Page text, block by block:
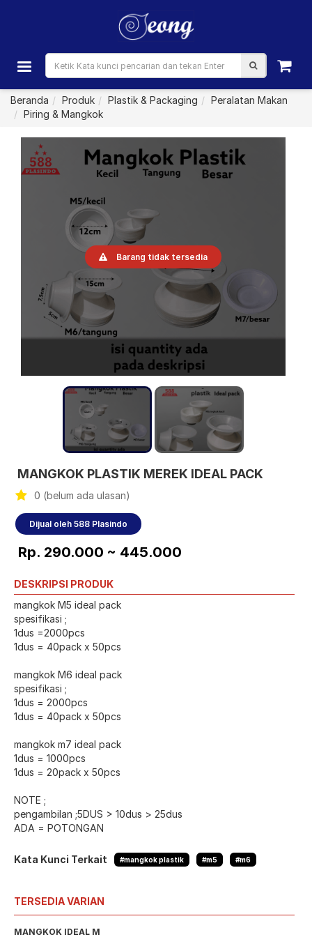
Beranda Produk Plastik & Packaging
Peralatan Makan
Piring & Mangkok
Barang tidak tersedia
MANGKOK PLASTIK MEREK IDEAL PACK
0 (belum ada ulasan)
Dijual oleh 588 Plasindo
Rp. 290.000 ~ 445.000
DESKRIPSI PRODUK
mangkok M5 ideal pack
spesifikasi ;
1dus =2000pcs
1dus = 40pack x 50pcs
mangkok M6 ideal pack
spesifikasi ;
1dus = 2000pcs
1dus = 40pack x 50pcs
mangkok m7 ideal pack
1dus = 1000pcs
1dus = 20pack x 50pcs
NOTE ;
pengambilan ;5DUS > 10dus > 25dus
ADA = POTONGAN
Kata Kunci Terkait #mangkok plastik #m5 #m6
TERSEDIA VARIAN
MANGKOK IDEAL M